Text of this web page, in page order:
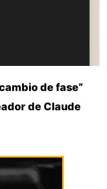
de fase”
de Claude